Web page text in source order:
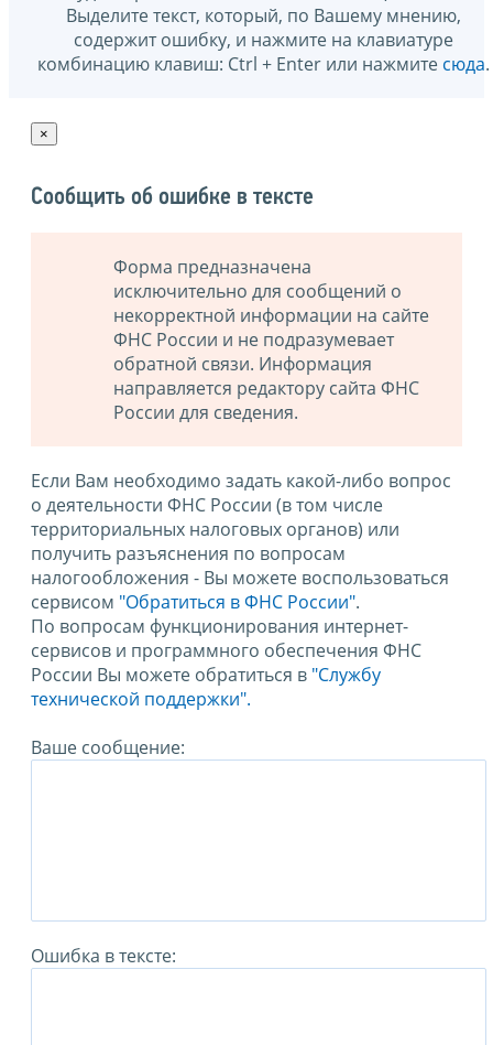
Выделите текст, который, по Вашему мнению,
содержит ошибку, и нажмите на клавиатуре
комбинацию клавиш: Ctrl + Enter или нажмите сюда.
×
Сообщить об ошибке в тексте
Форма предназначена
исключительно для сообщений о
некорректной информации на сайте
ФНС России и не подразумевает
обратной связи. Информация
направляется редактору сайта ФНС
России для сведения.
Если Вам необходимо задать какой-либо вопрос
о деятельности ФНС России (в том числе
территориальных налоговых органов) или
получить разъяснения по вопросам
налогообложения - Вы можете воспользоваться
сервисом "Обратиться в ФНС России".
По вопросам функционирования интернет-
сервисов и программного обеспечения ФНС
России Вы можете обратиться в "Службу
технической поддержки".
Ваше сообщение:
Ошибка в тексте: